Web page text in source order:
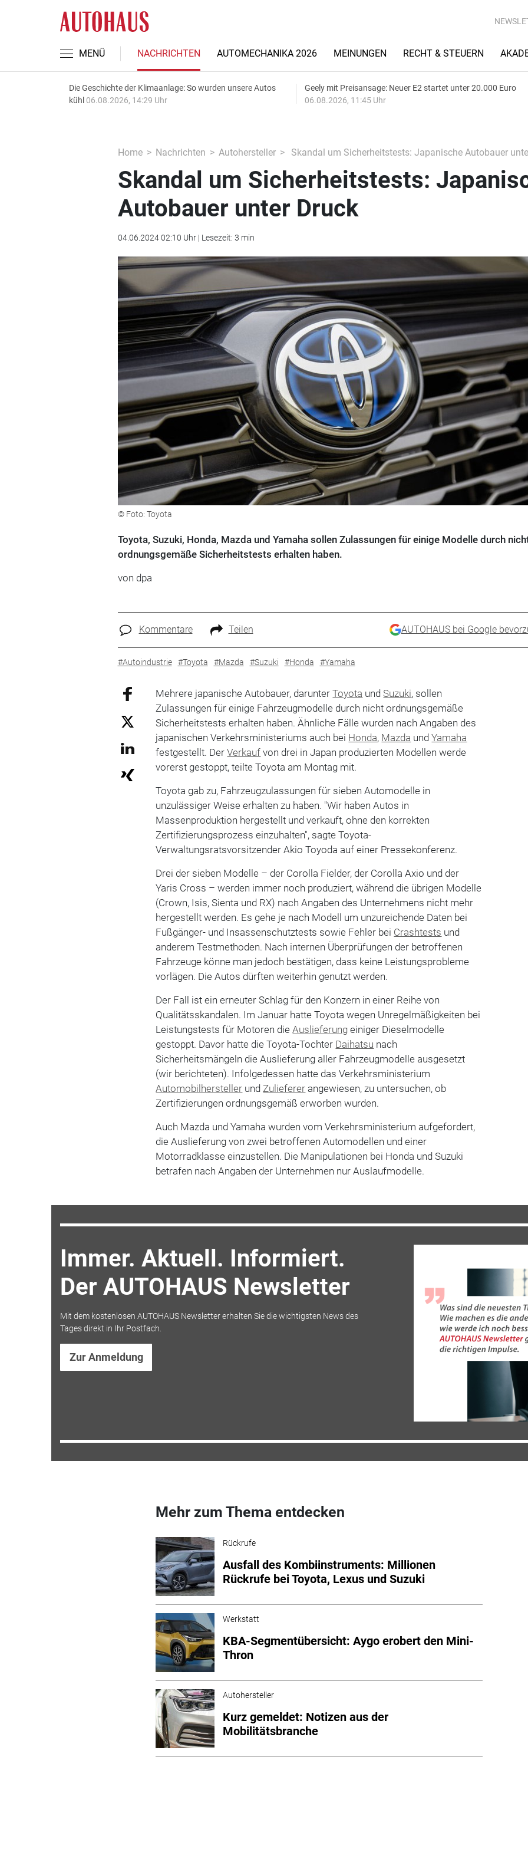
MENÜ NACHRICHTEN AUTOMECHANIKA 2026 MEINUNGEN RECHT & STEUERN
Die Geschichte der Klimaanlage: So wurden unsere Autos
kühl 06.08.2026, 14:29 Uhr
Geely mit Preisansage: Neuer E2 startet unter 20.000 Euro
06.08.2026, 11:45 Uhr
Home Nachrichten Autohersteller Skandal um Sicherheitstests: Japanische Autobauer
Skandal um Sicherheitstests:
Autobauer unter Druck
04.06.2024 02:10 Uhr | Lesezeit: 3 min
© Foto: Toyota
Toyota, Suzuki, Honda, Mazda und Yamaha sollen Zulassungen für einige Modelle durch
ordnungsgemäße Sicherheitstests erhalten haben.
von dpa
Kommentare Teilen AUTOHAUS bei Google
#Autoindustrie #Toyota #Mazda #Suzuki #Honda #Yamaha
Mehrere japanische Autobauer, darunterToyota und Suzuki, sollen
Zulassungen für einige Fahrzeugmodelle durch nicht ordnungsgemäße
Sicherheitstests erhalten haben. Ähnliche Fälle wurden nach Angaben des
japanischen Verkehrsministeriums auch bei Honda, Mazda undYamaha
festgestellt. DerVerkauf von drei in Japan produzierten Modellen werde
vorerst gestoppt, teilte Toyota am Montag mit.
Toyota gab zu, Fahrzeugzulassungen für sieben Automodelle in
unzulässiger Weise erhalten zu haben. "Wir haben Autos in
Massenproduktion hergestellt und verkauft, ohne den korrekten
Zertifizierungsprozess einzuhalten", sagte Toyota-
Verwaltungsratsvorsitzender Akio Toyoda auf einer Pressekonferenz.
Drei der sieben Modelle – der Corolla Fielder, der Corolla Axio und der
Yaris Cross – werden immer noch produziert, während die übrigen Modelle
(Crown, Isis, Sienta und RX) nach Angaben des Unternehmens nicht mehr
hergestellt werden. Es gehe je nach Modell um unzureichende Daten bei
Fußgänger- und Insassenschutztests sowie Fehler bei Crashtests und
anderem Testmethoden. Nach internen Überprüfungen der betroffenen
Fahrzeuge könne man jedoch bestätigen, dass keine Leistungsprobleme
vorlägen. Die Autos dürften weiterhin genutzt werden.
Der Fall ist ein erneuter Schlag für den Konzern in einer Reihe von
Qualitätsskandalen. Im Januar hatte Toyota wegen Unregelmäßigkeiten bei
Leistungstests für Motoren dieAuslieferung einiger Dieselmodelle
gestoppt. Davor hatte die Toyota-Tochter Daihatsu nach
Sicherheitsmängeln die Auslieferung aller Fahrzeugmodelle ausgesetzt
(wir berichteten). Infolgedessen hatte das Verkehrsministerium
Automobilhersteller und Zulieferer angewiesen, zu untersuchen, ob
Zertifizierungen ordnungsgemäß erworben wurden.
Auch Mazda und Yamaha wurden vom Verkehrsministerium aufgefordert,
die Auslieferung von zwei betroffenen Automodellen und einer
Motorradklasse einzustellen. Die Manipulationen bei Honda und Suzuki
betrafen nach Angaben der Unternehmen nur Auslaufmodelle.
Immer. Aktuell. Informiert.
Der AUTOHAUS Newsletter
Mit dem kostenlosen AUTOHAUS Newsletter erhalten Sie die wichtigsten News des
Tages direkt in Ihr Postfach.
Zur Anmeldung
Mehr zum Thema entdecken
Rückrufe
Ausfall des Kombiinstruments: Millionen
Rückrufe bei Toyota, Lexus und Suzuki
Werkstatt
KBA-Segmentübersicht: Aygo erobert den Mini-
Thron
Autohersteller
Kurz gemeldet: Notizen aus der
Mobilitätsbranche